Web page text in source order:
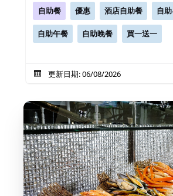
自助餐
優惠 酒店自助餐 自
自助午餐 自助晚餐 買一送一
更新日期: 06/08/2026